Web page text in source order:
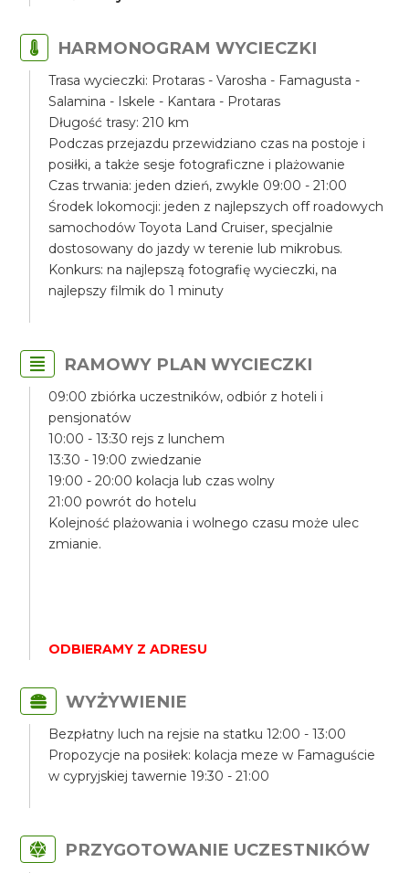
HARMONOGRAM WYCIECZKI
Trasa wycieczki: Protaras - Varosha - Famagusta -
Salamina - Iskele - Kantara - Protaras
Długość trasy: 210 km
Podczas przejazdu przewidziano czas na postoje i
posiłki, a także sesje fotograficzne i plażowanie
Czas trwania: jeden dzień, zwykle 09:00 - 21:00
Środek lokomocji: jeden z najlepszych off roadowych
samochodów Toyota Land Cruiser, specjalnie
dostosowany do jazdy w terenie lub mikrobus.
Konkurs: na najlepszą fotografię wycieczki, na
najlepszy filmik do 1 minuty
RAMOWY PLAN WYCIECZKI
09:00 zbiórka uczestników, odbiór z hoteli i
pensjonatów
10:00 - 13:30 rejs z lunchem
13:30 - 19:00 zwiedzanie
19:00 - 20:00 kolacja lub czas wolny
21:00 powrót do hotelu
Kolejność plażowania i wolnego czasu może ulec
zmianie.
ODBIERAMY Z ADRESU
WYŻYWIENIE
Bezpłatny luch na rejsie na statku 12:00 - 13:00
Propozycje na posiłek: kolacja meze w Famaguście
w cypryjskiej tawernie 19:30 - 21:00
PRZYGOTOWANIE UCZESTNIKÓW